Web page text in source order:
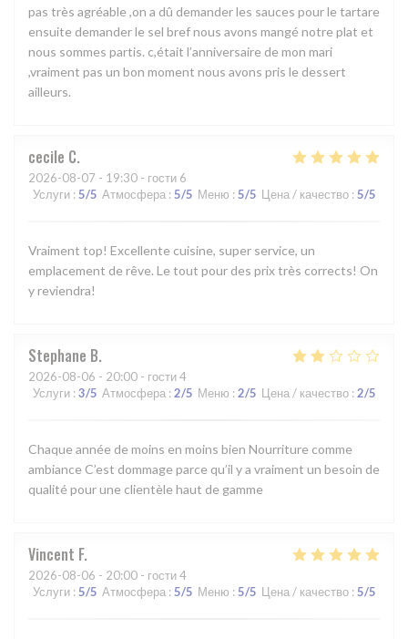
pas très agréable ,on a dû demander les sauces pour le tartare
ensuite demander le sel bref nous avons mangé notre plat et
nous sommes partis. c,était l’anniversaire de mon mari
,vraiment pas un bon moment nous avons pris le dessert
ailleurs.
cecile C
2026-08-07 - 19:30 - гости 6
Услуги : 5/5 Атмосфера : 5/5 Меню : 5/5 Цена / качество : 5/5
Vraiment top! Excellente cuisine, super service, un
emplacement de rêve. Le tout pour des prix très corrects! On
y reviendra!
Stephane B
2026-08-06 - 20:00 - гости 4
Услуги : 3/5 Атмосфера : 2/5 Меню : 2/5 Цена / качество : 2/5
Chaque année de moins en moins bien Nourriture comme
ambiance C’est dommage parce qu’il y a vraiment un besoin de
qualité pour une clientèle haut de gamme
Vincent F
2026-08-06 - 20:00 - гости 4
Услуги : 5/5 Атмосфера : 5/5 Меню : 5/5 Цена / качество : 5/5